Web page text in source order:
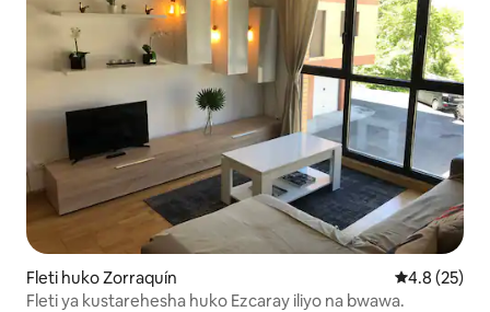
Fleti huko Zorraquín Ukadiriaji
4.8 (25)
Fleti ya kustarehesha huko Ezcaray iliyo na bwawa.